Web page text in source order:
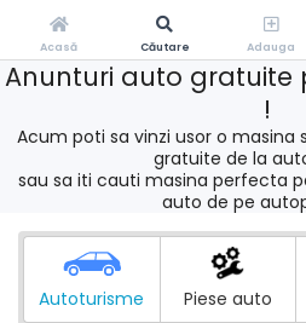
Anunturi auto gratuite
!
Acum poti sa vinzi usor o
gratuite de la
sau sa iti cauti masina perfecta
auto de pe
Autoturisme Piese auto
Acasă Căutare Adauga